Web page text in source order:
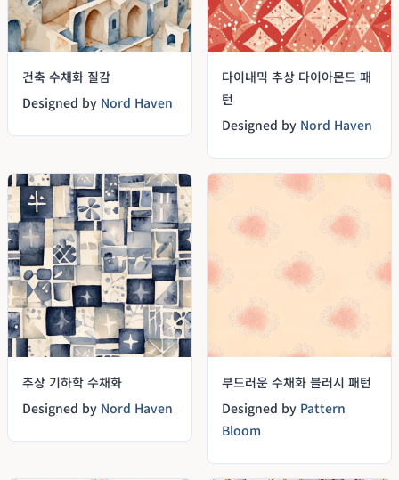
건축 수채화 질감
Designed by Nord Haven
다이내믹 추상 다이아몬드 패
턴
Designed by Nord Haven
추상 기하학 수채화
Designed by Nord Haven
부드러운 수채화 블러시 패턴
Designed by Pattern
Bloom